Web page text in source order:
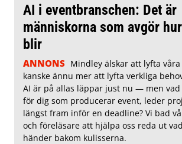
AI i eventbranschen: Det är
människorna som avgör
blir
ANNONS Mindley älskar att lyfta
kanske ännu mer att lyfta verkliga
AI är på allas läppar just nu — men
för dig som producerar event, leder
längst fram inför en deadline? Vi bad
och föreläsare att hjälpa oss reda ut
händer bakom kulisserna.